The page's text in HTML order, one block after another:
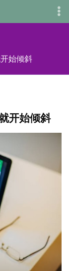
始倾斜
开始倾斜